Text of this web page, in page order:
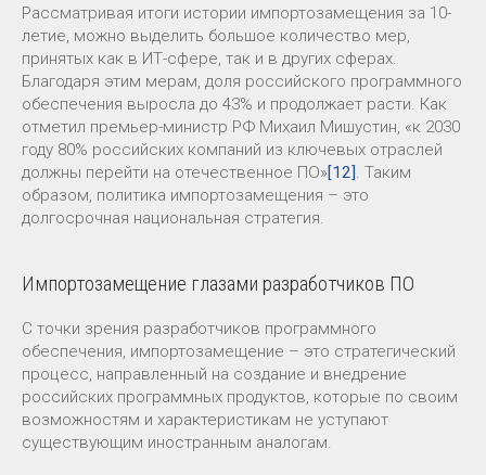
Рассматривая итоги истории импортозамещения за 10-
летие, можно выделить большое количество мер,
принятых как в ИТ-сфере, так и в других сферах.
Благодаря этим мерам, доля российского программного
обеспечения выросла до 43% и продолжает расти. Как
отметил премьер-министр РФ Михаил Мишустин, «к 2030
году 80% российских компаний из ключевых отраслей
должны перейти на отечественное ПО»[12]. Таким
образом, политика импортозамещения – это
долгосрочная национальная стратегия.
Импортозамещение глазами разработчиков ПО
С точки зрения разработчиков программного
обеспечения, импортозамещение – это стратегический
процесс, направленный на создание и внедрение
российских программных продуктов, которые по своим
возможностям и характеристикам не уступают
существующим иностранным аналогам.